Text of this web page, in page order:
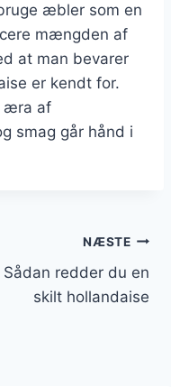
æbler som en
mængden af
at man bevarer
er kendt for.
æra af
smag går hånd i
NÆSTE
Sådan redder du en
skilt hollandaise